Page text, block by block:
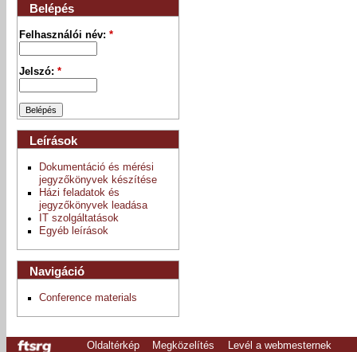
Belépés
Felhasználói név:*
Jelszó:*
Leírások
Dokumentáció és mérési
jegyzőkönyvek készítése
Házi feladatok és
jegyzőkönyvek leadása
IT szolgáltatások
Egyéb leírások
Navigáció
Conference materials
Oldaltérkép Megközelítés Levél a webmesternek